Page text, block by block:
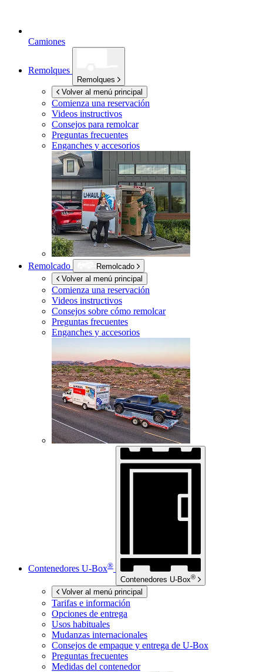
Camiones
Remolques
Remolques
Volver al menú principal
Comienza una reservación
Videos instructivos
Consejos para remolcar
Preguntas frecuentes
Enganches y accesorios
Remolcado
Remolcado
Volver al menú principal
Comienza una reservación
Videos instructivos
Consejos sobre cómo remolcar
Preguntas frecuentes
Enganches y accesorios
Contenedores U-Box®
Contenedores U-Box®
Volver al menú principal
Tarifas e información
Opciones de entrega
Usos habituales
Mudanzas internacionales
Consejos de empaque y entrega de U-Box
Preguntas frecuentes
Medidas del contenedor